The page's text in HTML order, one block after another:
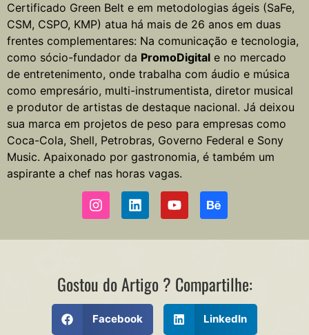
Certificado Green Belt e em metodologias ágeis (SaFe,
CSM, CSPO, KMP) atua há mais de 26 anos em duas
frentes complementares: Na comunicação e tecnologia,
como sócio-fundador da PromoDigital e no mercado
de entretenimento, onde trabalha com áudio e música
como empresário, multi-instrumentista, diretor musical
e produtor de artistas de destaque nacional. Já deixou
sua marca em projetos de peso para empresas como
Coca-Cola, Shell, Petrobras, Governo Federal e Sony
Music. Apaixonado por gastronomia, é também um
aspirante a chef nas horas vagas.
Gostou do Artigo ? Compartilhe:
Facebook LinkedIn